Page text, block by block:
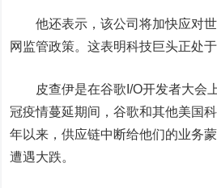
他还表示，该公司将加快应对世
网监管政策。这表明科技巨头正处
皮查伊是在谷歌I/O开发者大会
冠疫情蔓延期间，谷歌和其他美国
年以来，供应链中断给他们的业务
遭遇大跌。